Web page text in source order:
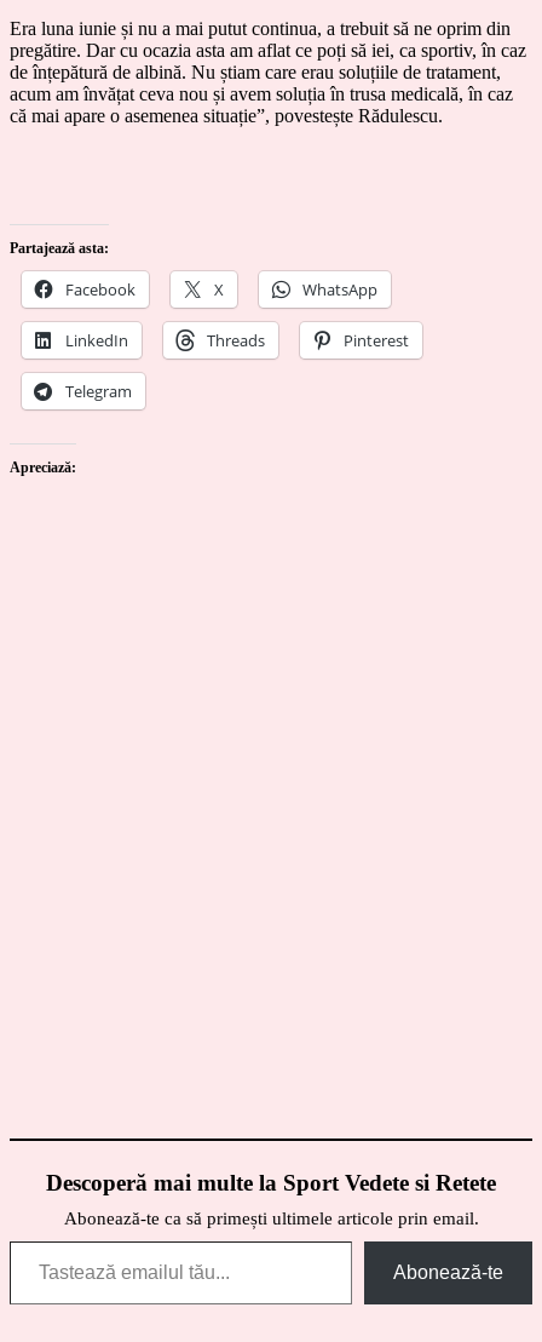
Era luna iunie și nu a mai putut continua, a trebuit să ne oprim din
pregătire. Dar cu ocazia asta am aflat ce poți să iei, ca sportiv, în caz
de înțepătură de albină. Nu știam care erau soluțiile de tratament,
acum am învățat ceva nou și avem soluția în trusa medicală, în caz
că mai apare o asemenea situație”, povestește Rădulescu.
Partajează asta:
Facebook X WhatsApp
LinkedIn Threads Pinterest
Telegram
Apreciază:
Descoperă mai multe la Sport Vedete si Retete
Abonează-te ca să primești ultimele articole prin email.
Tastează emailul tău...
Abonează-te